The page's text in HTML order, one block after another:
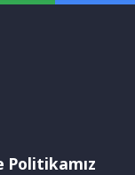
Politikamız